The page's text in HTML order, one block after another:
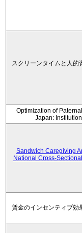
スクリーンタイムと人的
Optimization of
Japan:
Sandwich Caregiving
National Cross-
賃金のインセンティブ効